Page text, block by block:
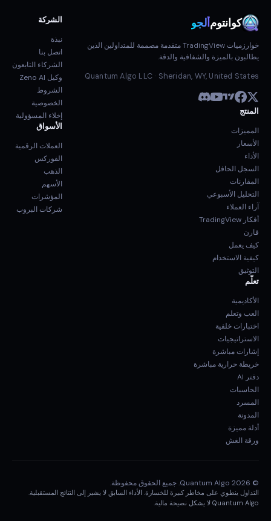
كوانتومألجو
خوارزميات TradingView متقدمة مصممة للمتداولين الذين
يطالبون بالميزة والشفافية والدقة.
Quantum Algo LLC · Sheridan, WY, United States
المنتج
المميزات
الأسعار
الأداء
السجل الحافل
المقارنات
التحليل الأسبوعي
آراء العملاء
أفكار TradingView
قارن
كيف يعمل
كيفية الاستخدام
التوثيق
تعلّم
الأكاديمية
العب وتعلم
اختبارات خلفية
الاستراتيجيات
إشارات مباشرة
خريطة حرارية مباشرة
دفتر AI
الحاسبات
المسرد
المدونة
أدلة مميزة
ورقة الغش
الشركة
نبذة
اتصل بنا
الشركاء التابعون
وكيل Zeno AI
الشروط
الخصوصية
إخلاء المسؤولية
الأسواق
العملات الرقمية
الفوركس
الذهب
الأسهم
المؤشرات
شركات البروب
© 2026 Quantum Algo. جميع الحقوق محفوظة.
التداول ينطوي على مخاطر كبيرة للخسارة. الأداء السابق لا يشير إلى النتائج المستقبلية.
Quantum Algo لا يشكل نصيحة مالية.